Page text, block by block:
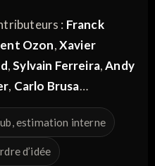
: Franck
Ozon,Xavier
,Sylvain Ferreira,Andy
, Carlo Brusa…
estimation interne
d’idée